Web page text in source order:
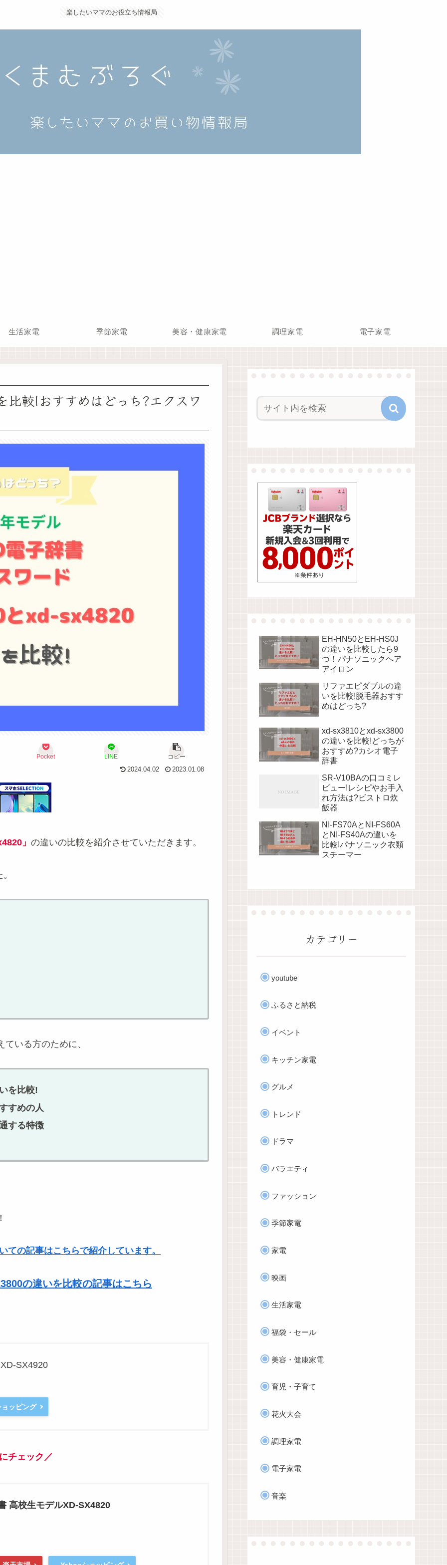
楽したいママのお役立ち情報局
生活家電 季節家電 美容・健康家電 調理家電 電子家電
較!おすすめはどっち?エクスワ
Pocket LINE
コピー
2024.04.02
2023.01.08
」 の違いの比較を紹介させていただきます。
いる方のために、
を比較!
すめの人
する特徴
の記事はこちらで紹介しています。
の違いを比較の記事はこちら
SX4920
ッピング
チェック／
高校生モデルXD-SX4820
EH-HN50とEH-HS0J
の違いを比較したら9
つ！パナソニックヘア
アイロン
リファエピダブルの違
いを比較!脱毛器おすす
めはどっち?
xd-sx3810とxd-sx3800
の違いを比較!どっちが
おすすめ?カシオ電子
辞書
SR-V10BAの口コミレ
ビュー!レシピやお手入
れ方法は?ビストロ炊
飯器
NI-FS70AとNI-FS60A
とNI-FS40Aの違いを
比較!パナソニック衣類
スチーマー
カテゴリー
youtube
ふるさと納税
イベント
キッチン家電
グルメ
トレンド
ドラマ
バラエティ
ファッション
季節家電
家電
映画
生活家電
福袋・セール
美容・健康家電
育児・子育て
花火大会
調理家電
電子家電
音楽